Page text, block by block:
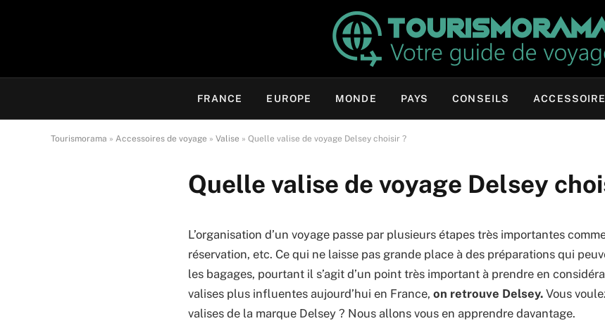
FRANCE EUROPE MONDE PAYS CONSEILS
Tourismorama » Accessoires de voyage » Valise » Quelle valise de voyage Delsey choisir ?
Quelle valise de voyage Delsey
L’organisation d’un voyage passe par plusieurs étapes très importantes
réservation, etc. Ce qui ne laisse pas grande place à des préparations qui
les bagages, pourtant il s’agit d’un point très important à prendre en
valises plus influentes aujourd’hui en France, on retrouve Delsey. Vous
valises de la marque Delsey ? Nous allons vous en apprendre davantage.